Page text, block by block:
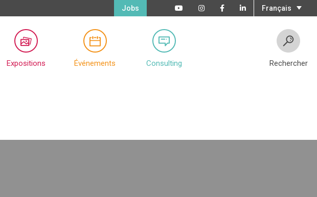
Français
Jobs
Expositions Événements Consulting Rechercher